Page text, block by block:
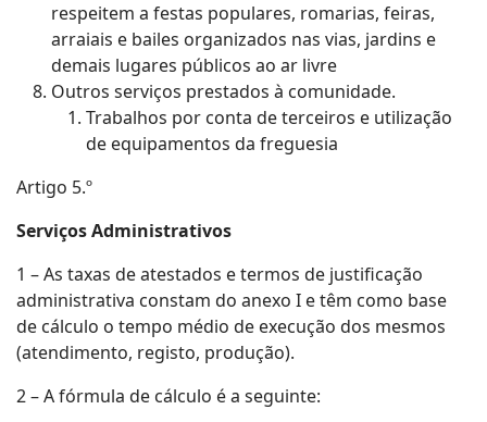
respeitem a festas populares, romarias, feiras,
arraiais e bailes organizados nas vias, jardins e
demais lugares públicos ao ar livre
Outros serviços prestados à comunidade.
Trabalhos por conta de terceiros e utilização
de equipamentos da freguesia
Artigo 5.º
Serviços Administrativos
1 – As taxas de atestados e termos de justificação
administrativa constam do anexo I e têm como base
de cálculo o tempo médio de execução dos mesmos
(atendimento, registo, produção).
2 – A fórmula de cálculo é a seguinte: